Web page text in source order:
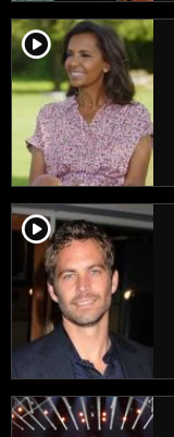
player2
player2